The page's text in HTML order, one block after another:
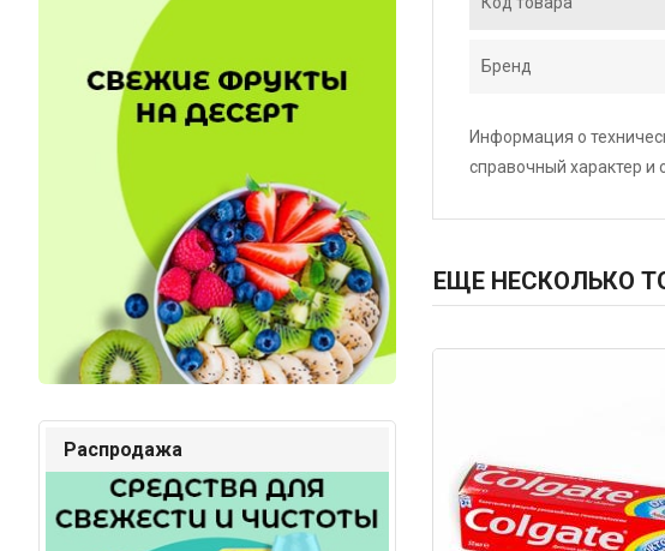
Распродажа
Бренд
Информация о
справочный характер
ЕЩЕ НЕСКОЛЬКО
Код: 4410